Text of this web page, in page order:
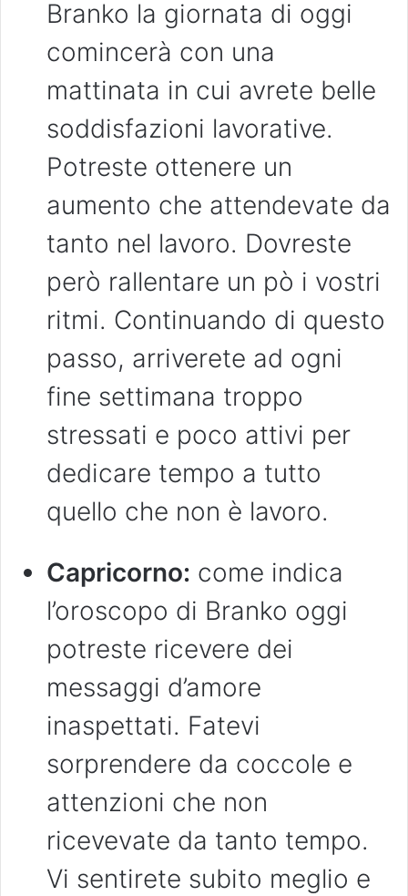
Branko la giornata di oggi
comincerà con una
mattinata in cui avrete belle
soddisfazioni lavorative.
Potreste ottenere un
aumento che attendevate da
tanto nel lavoro. Dovreste
però rallentare un pò i vostri
ritmi. Continuando di questo
passo, arriverete ad ogni
fine settimana troppo
stressati e poco attivi per
dedicare tempo a tutto
quello che non è lavoro.
Capricorno: come indica
l’oroscopo di Branko oggi
potreste ricevere dei
messaggi d’amore
inaspettati. Fatevi
sorprendere da coccole e
attenzioni che non
ricevevate da tanto tempo.
Vi sentirete subito meglio e